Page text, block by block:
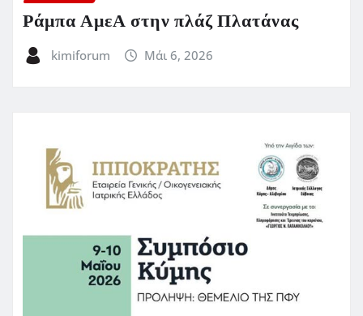
Ράμπα ΑμεΑ στην πλάζ Πλατάνας
kimiforum Μάι 6, 2026